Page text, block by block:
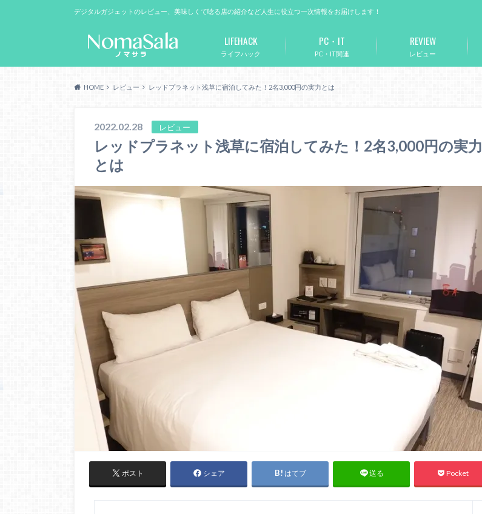
デジタルガジェットのレビュー、美味しくて唸る店の紹介など人生に役立つ一次情報をお届けします！
ライフハック
LIFEHACK
PC・IT関連
PC・IT
レビュー
REVIEW
HOME レビュー レッドプラネット浅草に宿泊してみた！2名3,000円の実力とは
2022.02.28 レビュー
レッドプラネット浅草に宿泊してみた！2名3,000円の実力
とは
ポスト シェア はてブ 送る Pocket